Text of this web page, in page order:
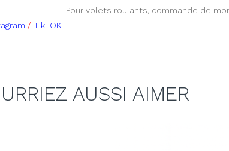
Pour volets roulants, commande de
/ TikTOK
AUSSI AIMER